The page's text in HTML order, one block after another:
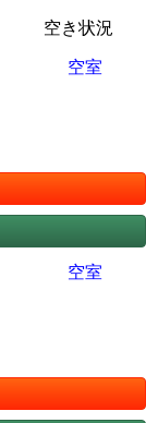
空き状況
空室
空室